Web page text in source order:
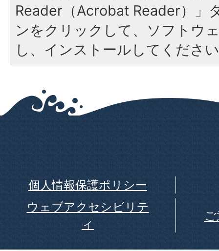
Reader（Acrobat Reader）」
ンをクリックして、ソフトウ
し、インストールしてくださ
個人情報保護ポリシー
ウェブアクセシビリテ
ィ